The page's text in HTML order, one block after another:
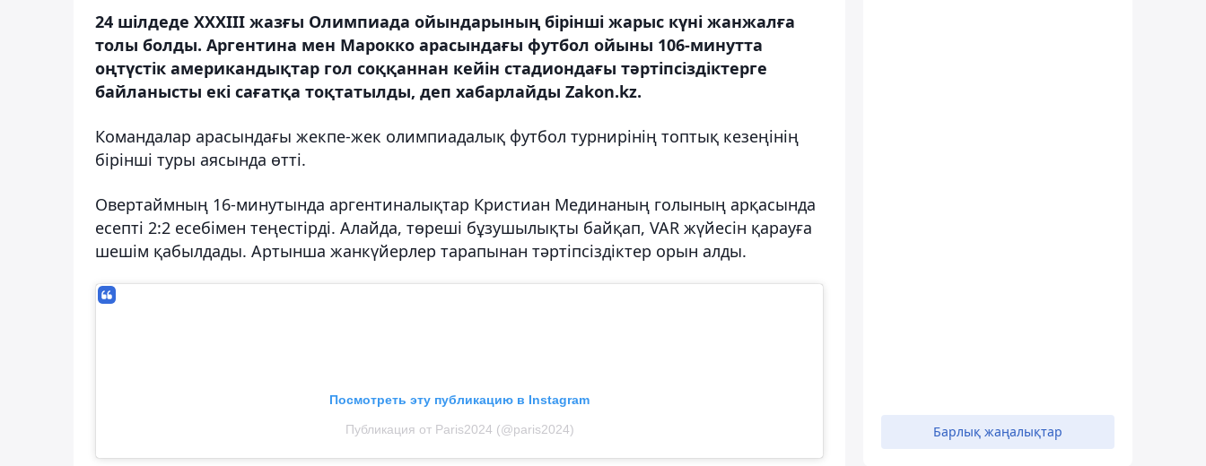
24 шілдеде ХХХІІІ жазғы Олимпиада ойындарының бірінші жарыс күні жанжалға
толы болды. Аргентина мен Марокко арасындағы футбол ойыны 106-минутта
оңтүстік американдықтар гол соққаннан кейін стадиондағы тәртіпсіздіктерге
байланысты екі сағатқа тоқтатылды, деп хабарлайды Zakon.kz.
Командалар арасындағы жекпе-жек олимпиадалық футбол турнирінің топтық кезеңінің
бірінші туры аясында өтті.
Овертаймның 16-минутында аргентиналықтар Кристиан Мединаның голының арқасында
есепті 2:2 есебімен теңестірді. Алайда, төреші бұзушылықты байқап, VAR жүйесін қарауға
шешім қабылдады. Артынша жанкүйерлер тарапынан тәртіпсіздіктер орын алды.
Посмотреть эту публикацию в Instagram
Публикация от Paris2024 (@paris2024) Барлық жаңалықтар